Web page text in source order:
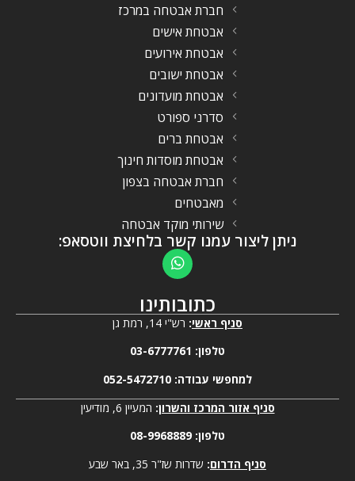
חברת אבטחה במרכז
אבטחת אישים
אבטחת אירועים
אבטחת ישובים
אבטחת מועדונים
סדרני ספורט
אבטחת ברים
אבטחת מוסדות חינוך
חברת אבטחה בצפון
מאבטחים
שירותי מוקד אבטחה
ניתן ליצור עמנו קשר בלחיצת ווטסאפ:
כתובותינו
סניף ראשי: רש"י 14, רמת גן
טלפון: 03-6777761
למחפשי עבודה: 052-5472710
סניף אזור המרכז והשרון: המעיין 6, מודיעין
טלפון: 08-9968889
סניף הדרום: שדרות שז"ר 35, באר שבע